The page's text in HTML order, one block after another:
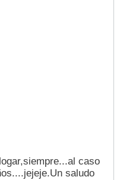
caso
saludo